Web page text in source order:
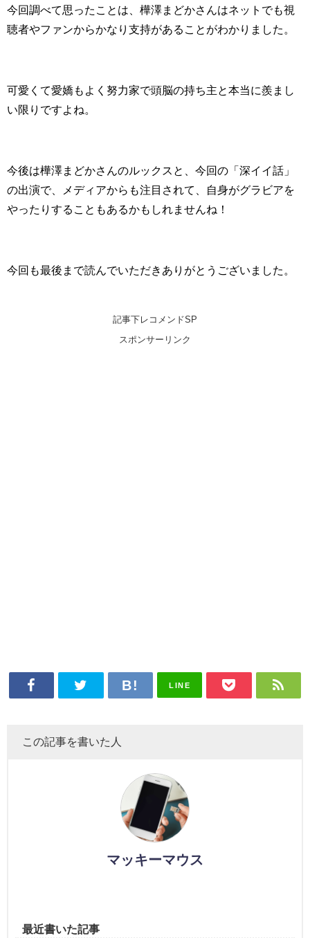
今回調べて思ったことは、樺澤まどかさんはネットでも視
聴者やファンからかなり支持があることがわかりました。
可愛くて愛嬌もよく努力家で頭脳の持ち主と本当に羨まし
い限りですよね。
今後は樺澤まどかさんのルックスと、今回の「深イイ話」
の出演で、メディアからも注目されて、自身がグラビアを
やったりすることもあるかもしれませんね！
今回も最後まで読んでいただきありがとうございました。
記事下レコメンドSP
スポンサーリンク
LINE
この記事を書いた人
マッキーマウス
最近書いた記事